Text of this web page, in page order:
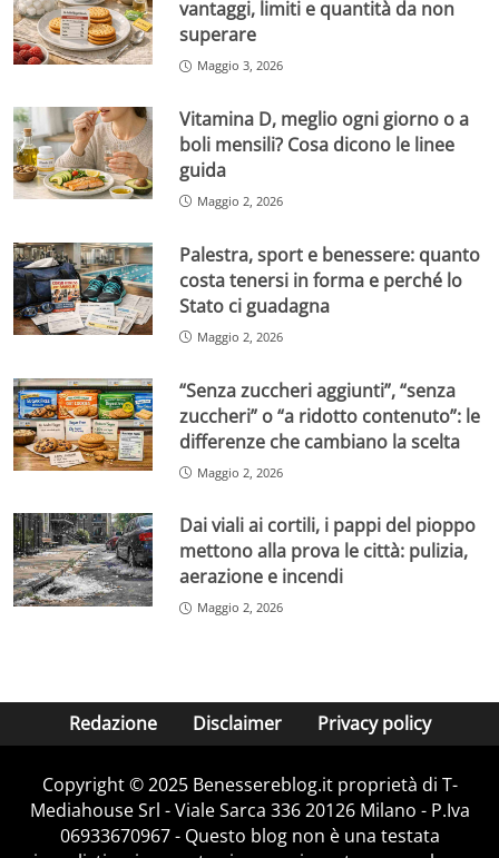
vantaggi, limiti e quantità da non
superare
Maggio 3, 2026
Vitamina D, meglio ogni giorno o a
boli mensili? Cosa dicono le linee
guida
Maggio 2, 2026
Palestra, sport e benessere: quanto
costa tenersi in forma e perché lo
Stato ci guadagna
Maggio 2, 2026
“Senza zuccheri aggiunti”, “senza
zuccheri” o “a ridotto contenuto”: le
differenze che cambiano la scelta
Maggio 2, 2026
Dai viali ai cortili, i pappi del pioppo
mettono alla prova le città: pulizia,
aerazione e incendi
Maggio 2, 2026
Redazione Disclaimer Privacy policy
Copyright © 2025 Benessereblog.it proprietà di T-
Mediahouse Srl - Viale Sarca 336 20126 Milano - P.Iva
06933670967 - Questo blog non è una testata